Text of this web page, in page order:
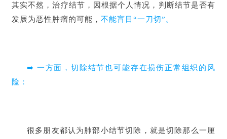
其实不然，治疗结节，因根据个人情况，判断结节是否有
发展为恶性肿瘤的可能， 不能盲目“一刀切”。
➡ 一方面，切除结节也可能存在损伤正常组织的风
险：
很多朋友都认为肺部小结节切除，就是切除那么一厘